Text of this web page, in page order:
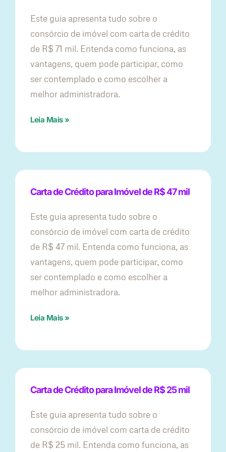
Este guia apresenta tudo sobre o
consórcio de imóvel com carta de crédito
de R$ 71 mil. Entenda como funciona, as
vantagens, quem pode participar, como
ser contemplado e como escolher a
melhor administradora.
Leia Mais »
Carta de Crédito para Imóvel de R$ 47 mil
Este guia apresenta tudo sobre o
consórcio de imóvel com carta de crédito
de R$ 47 mil. Entenda como funciona, as
vantagens, quem pode participar, como
ser contemplado e como escolher a
melhor administradora.
Leia Mais »
Carta de Crédito para Imóvel de R$ 25 mil
Este guia apresenta tudo sobre o
consórcio de imóvel com carta de crédito
de R$ 25 mil. Entenda como funciona, as